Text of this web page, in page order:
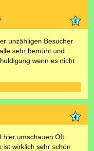
unzähligen Besucher
sehr bemüht und
wenn es nicht
hier umschauen.Oft
ist wirklich sehr schön